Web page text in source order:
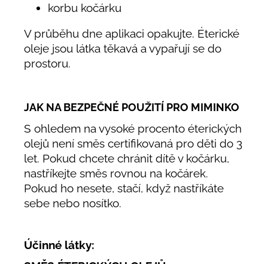
korbu kočárku
V průběhu dne aplikaci opakujte. Éterické
oleje jsou látka těkavá a vypařují se do
prostoru.
JAK NA BEZPEČNÉ POUŽITÍ PRO MIMINKO
S ohledem na vysoké procento éterických
olejů není směs certifikovaná pro děti do 3
let. Pokud chcete chránit dítě v kočárku,
nastříkejte směs rovnou na kočárek.
Pokud ho nesete, stačí, když nastříkáte
sebe nebo nosítko.
Účinné látky: